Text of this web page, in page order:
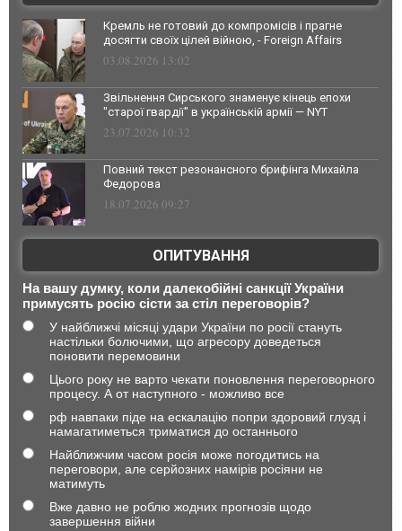
Кремль не готовий до компромісів і прагне
досягти своїх цілей війною, - Foreign Affairs
03.08.2026 13:02
Звільнення Сирського знаменує кінець епохи
"старої гвардії" в українській армії — NYT
23.07.2026 10:32
Повний текст резонансного брифінга Михайла
Федорова
18.07.2026 09:27
ОПИТУВАННЯ
На вашу думку, коли далекобійні санкції України
примусять росію сісти за стіл переговорів?
У найближчі місяці удари України по росії стануть
настільки болючими, що агресору доведеться
поновити перемовини
Цього року не варто чекати поновлення переговорного
процесу. А от наступного - можливо все
рф навпаки піде на ескалацію попри здоровий глузд і
намагатиметься триматися до останнього
Найближчим часом росія може погодитись на
переговори, але серйозних намірів росіяни не
матимуть
Вже давно не роблю жодних прогнозів щодо
завершення війни